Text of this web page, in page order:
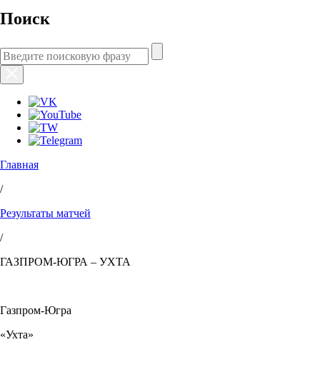
Поиск
Главная
/
Результаты матчей
/
ГАЗПРОМ-ЮГРА – УХТА
Газпром-Югра
«Ухта»